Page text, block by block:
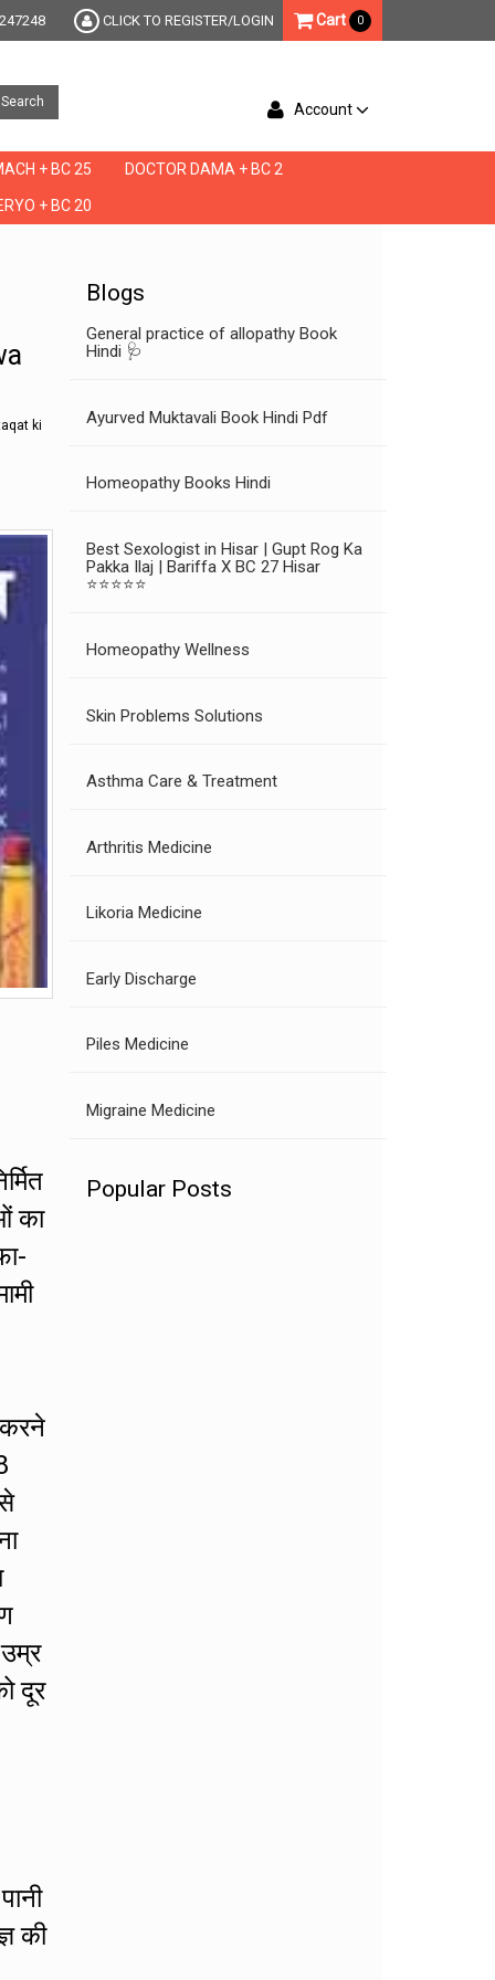
CLICK TO REGISTER/LOGIN Cart 0
Search Account
+ BC 25 DOCTOR DAMA + BC 2
+ BC 20
ki
का
दूर
की
Blogs
General practice of allopathy Book
Hindi 🩺
Ayurved Muktavali Book Hindi Pdf
Homeopathy Books Hindi
Best Sexologist in Hisar | Gupt Rog Ka
Pakka Ilaj | Bariffa X BC 27 Hisar
⭐⭐⭐⭐⭐
Homeopathy Wellness
Skin Problems Solutions
Asthma Care & Treatment
Arthritis Medicine
Likoria Medicine
Early Discharge
Piles Medicine
Migraine Medicine
Popular Posts